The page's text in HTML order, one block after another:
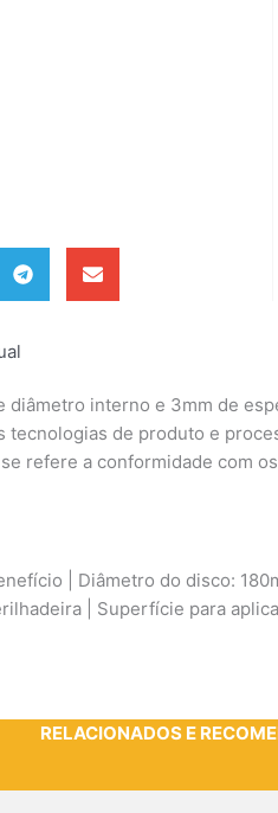
interno e 3mm de
de produto e
refere a conformidade
| Diâmetro do disco:
| Superfície para
RELACIONADOS E